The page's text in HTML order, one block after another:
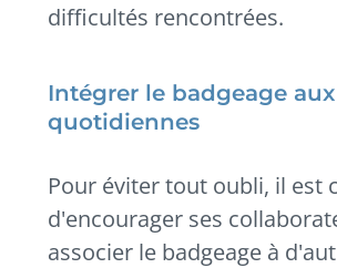
difficultés rencontrées.
Intégrer le badgeage
quotidiennes
Pour éviter tout oubli, il est
d'encourager ses
associer le badgeage à